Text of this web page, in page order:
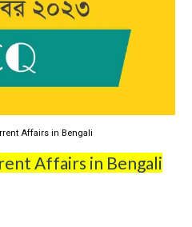
Affairs in Bengali
Affairs in Bengali